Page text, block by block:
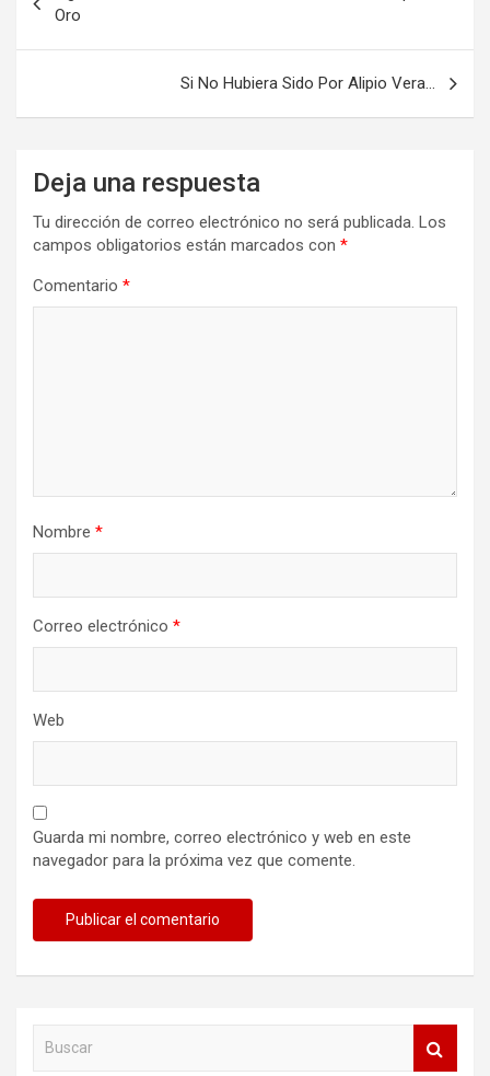
de
entradas
Oro
Si No Hubiera Sido Por Alipio Vera…
Deja una respuesta
Tu dirección de correo electrónico no será publicada. Los
campos obligatorios están marcados con *
Comentario *
Nombre *
Correo electrónico *
Web
Guarda mi nombre, correo electrónico y web en este
navegador para la próxima vez que comente.